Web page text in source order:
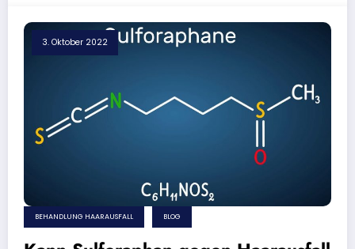
3. Oktober 2022
BEHANDLUNG HAARAUSFALL BLOG